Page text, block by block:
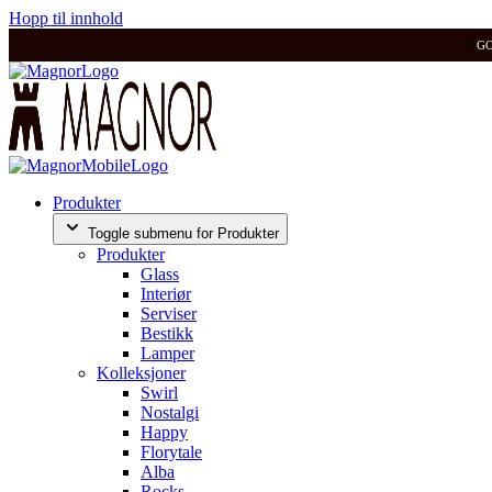
Hopp til innhold
Produkter
Toggle submenu for Produkter
Produkter
Glass
Interiør
Serviser
Bestikk
Lamper
Kolleksjoner
Swirl
Nostalgi
Happy
Florytale
Alba